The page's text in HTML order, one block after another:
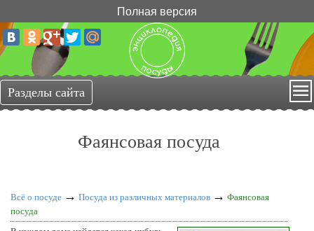
Полная версия
Фаянсовая посуда
Всё о посуде → Посуда из различных материалов → Фаянсовая
посуда